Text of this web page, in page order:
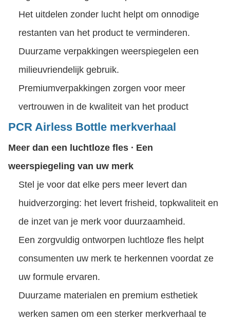
Het uitdelen zonder lucht helpt om onnodige
restanten van het product te verminderen.
Duurzame verpakkingen weerspiegelen een
milieuvriendelijk gebruik.
Premiumverpakkingen zorgen voor meer
vertrouwen in de kwaliteit van het product
PCR Airless Bottle merkverhaal
Meer dan een luchtloze fles ∙ Een
weerspiegeling van uw merk
Stel je voor dat elke pers meer levert dan
huidverzorging: het levert frisheid, topkwaliteit en
de inzet van je merk voor duurzaamheid.
Een zorgvuldig ontworpen luchtloze fles helpt
consumenten uw merk te herkennen voordat ze
uw formule ervaren.
Duurzame materialen en premium esthetiek
werken samen om een sterker merkverhaal te